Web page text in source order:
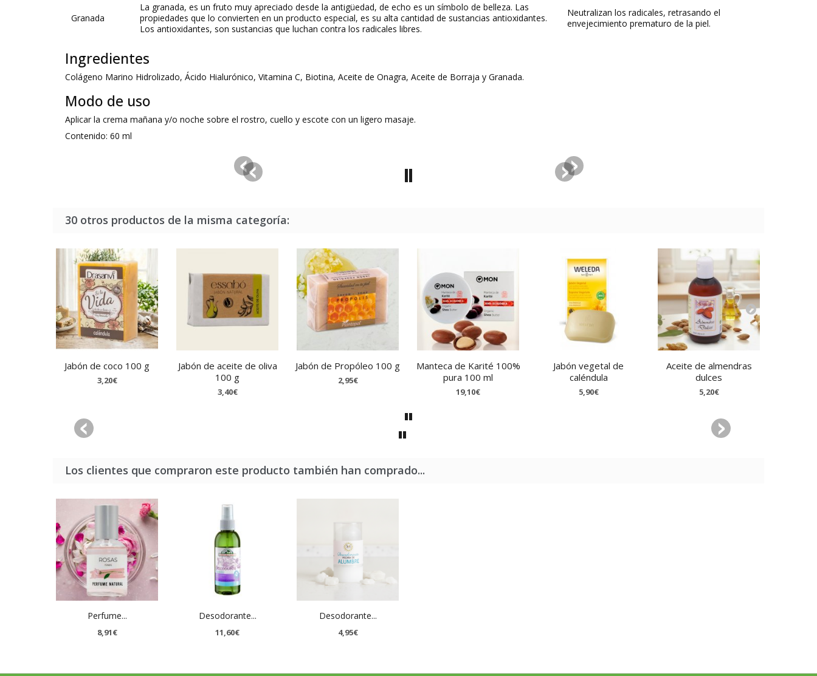
Granada
La granada, es un fruto muy apreciado desde la antigüedad, de echo es un símbolo de belleza. Las
propiedades que lo convierten en un producto especial, es su alta cantidad de sustancias antioxidantes.
Los antioxidantes, son sustancias que luchan contra los radicales libres.
Neutralizan los radicales, retrasando el
envejecimiento prematuro de la piel.
Ingredientes
Colágeno Marino Hidrolizado, Ácido Hialurónico, Vitamina C, Biotina, Aceite de Onagra, Aceite de Borraja y Granada.
Modo de uso
Aplicar la crema mañana y/o noche sobre el rostro, cuello y escote con un ligero masaje.
Contenido: 60 ml
30 otros productos de la misma categoría:
Jabón de coco 100 g
3,20€
Jabón de aceite de oliva
100 g
3,40€
Jabón de Propóleo 100 g
2,95€
Manteca de Karité 100%
pura 100 ml
19,10€
Jabón vegetal de
caléndula
5,90€
Aceite de almendras
dulces
5,20€
Los clientes que compraron este producto también han comprado...
Perfume...
8,91€
Desodorante...
11,60€
Desodorante...
4,95€